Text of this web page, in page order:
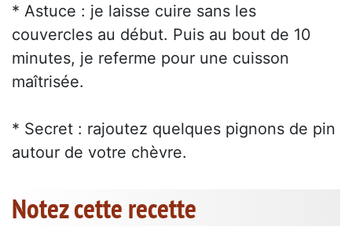
* Astuce : je laisse cuire sans les
couvercles au début. Puis au bout de 10
minutes, je referme pour une cuisson
maîtrisée.
* Secret : rajoutez quelques pignons de pin
autour de votre chèvre.
Notez cette recette